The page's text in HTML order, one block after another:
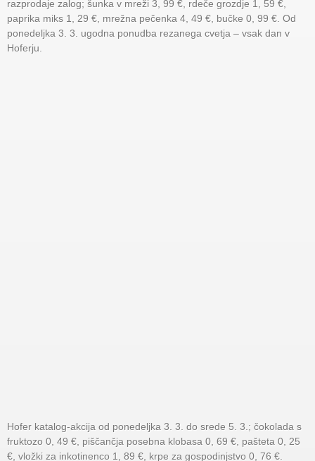
razprodaje zalog; šunka v mreži 3, 99 €, rdeče grozdje 1, 59 €,
paprika miks 1, 29 €, mrežna pečenka 4, 49 €, bučke 0, 99 €. Od
ponedeljka 3. 3. ugodna ponudba rezanega cvetja – vsak dan v
Hoferju.
Hofer katalog-akcija od ponedeljka 3. 3. do srede 5. 3.; čokolada s
fruktozo 0, 49 €, piščančja posebna klobasa 0, 69 €, pašteta 0, 25
€, vložki za inkotinenco 1, 89 €, krpe za gospodinjstvo 0, 76 €.